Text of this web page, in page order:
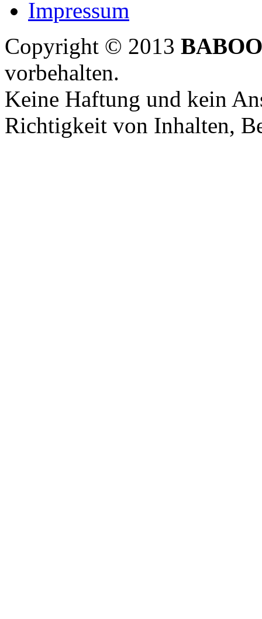
Impressum
Copyright © 2013
vorbehalten.
Keine Haftung und kein
Richtigkeit von Inhalten,